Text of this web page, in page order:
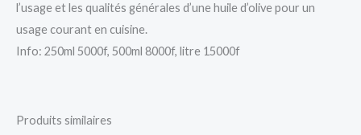
l’usage et les qualités générales d’une huile d’olive pour un
usage courant en cuisine.
Info: 250ml 5000f, 500ml 8000f, litre 15000f
Produits similaires